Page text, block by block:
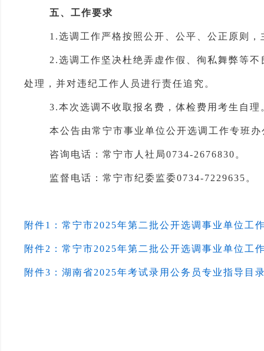
五、工作要求
1.选调工作严格按照公开、公平、公正原则，
2.选调工作坚决杜绝弄虚作假、徇私舞弊等
处理，并对违纪工作人员进行责任追究。
3.本次选调 不收取 报名费 ， 体检费 用 考生 自理
本公告由常宁市事业单位公开选调工作专班 办
咨询电话： 常宁市人社局0734-2676830 。
监督电话 ：常宁市纪委监委0734-7229635 。
附件1：常宁市2025年第二批公开选调事业单位工
附件2：常宁市2025年第二批公开选调事业单位工
附件3：湖南省2025年考试录用公务员专业指导目